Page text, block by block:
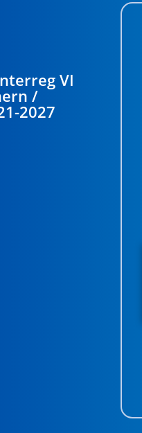
VI
/
2027